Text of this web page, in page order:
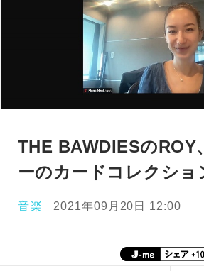
THE BAWDIESのROY
ーのカードコレクショ
音楽 2021年09月20日 12:00